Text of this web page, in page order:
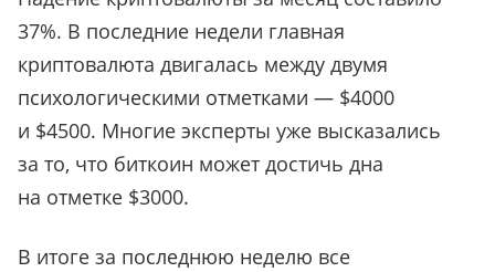
37%. В последние недели главная
криптовалюта двигалась между двумя
психологическими отметками — $4000
и $4500. Многие эксперты уже высказались
за то, что биткоин может достичь дна
на отметке $3000.
В итоге за последнюю неделю все